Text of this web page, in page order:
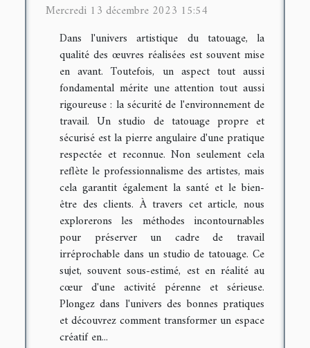
Mercredi 13 décembre 2023 15:54
Dans l'univers artistique du tatouage, la
qualité des œuvres réalisées est souvent mise
en avant. Toutefois, un aspect tout aussi
fondamental mérite une attention tout aussi
rigoureuse : la sécurité de l'environnement de
travail. Un studio de tatouage propre et
sécurisé est la pierre angulaire d'une pratique
respectée et reconnue. Non seulement cela
reflète le professionnalisme des artistes, mais
cela garantit également la santé et le bien-
être des clients. À travers cet article, nous
explorerons les méthodes incontournables
pour préserver un cadre de travail
irréprochable dans un studio de tatouage. Ce
sujet, souvent sous-estimé, est en réalité au
cœur d'une activité pérenne et sérieuse.
Plongez dans l'univers des bonnes pratiques
et découvrez comment transformer un espace
créatif en...